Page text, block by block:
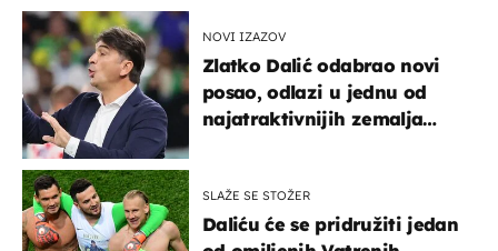
NOVI IZAZOV
Zlatko Dalić odabrao novi
posao, odlazi u jednu od
najatraktivnijih zemalja
SLAŽE SE STOŽER
Daliću će se pridružiti jedan